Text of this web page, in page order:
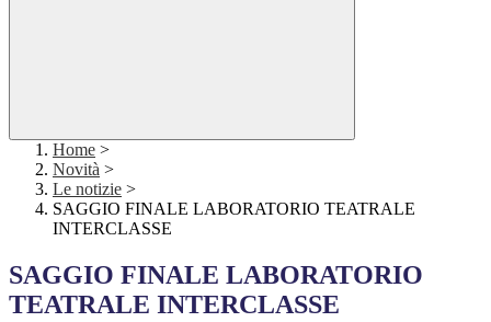
Home >
Novità >
Le notizie >
SAGGIO FINALE LABORATORIO TEATRALE
INTERCLASSE
SAGGIO FINALE LABORATORIO
TEATRALE INTERCLASSE